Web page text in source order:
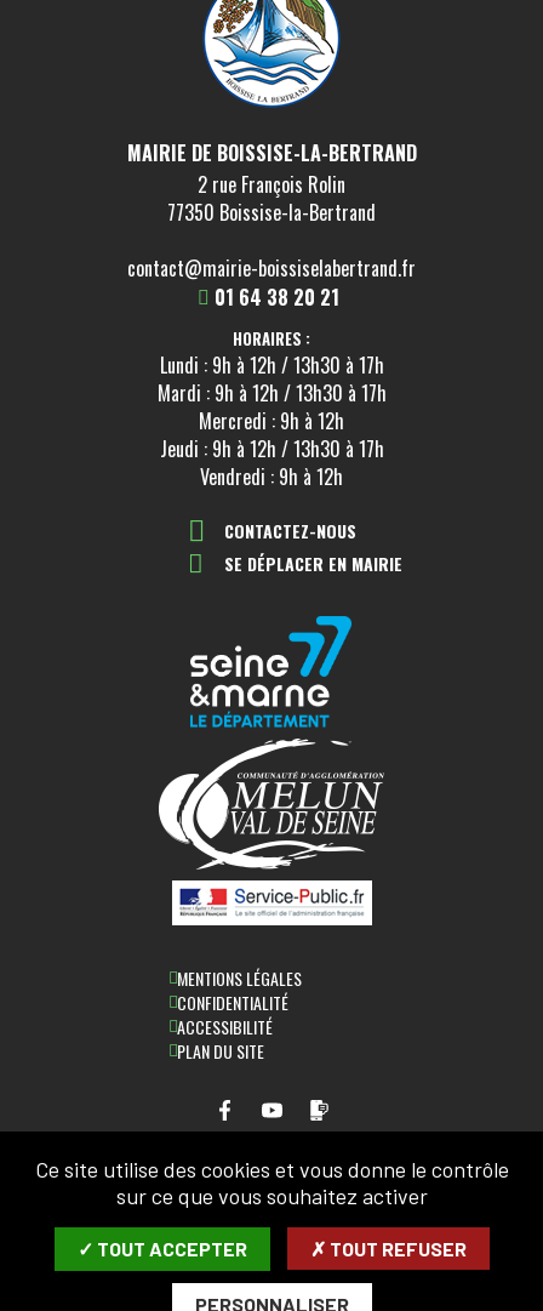
MAIRIE DE BOISSISE-LA-BERTRAND
2 rue François Rolin
77350 Boissise-la-Bertrand
contact@mairie-boissiselabertrand.fr
01 64 38 20 21
HORAIRES :
Lundi : 9h à 12h / 13h30 à 17h
Mardi : 9h à 12h / 13h30 à 17h
Mercredi : 9h à 12h
Jeudi : 9h à 12h / 13h30 à 17h
Vendredi : 9h à 12h
CONTACTEZ-NOUS
SE DÉPLACER EN MAIRIE
MENTIONS LÉGALES
CONFIDENTIALITÉ
ACCESSIBILITÉ
PLAN DU SITE
LETTRE D'INFORMATION
SAISIR VOTRE COURRIEL:
Ce site utilise des cookies et vous donne le contrôle
sur ce que vous souhaitez activer
✓ TOUT ACCEPTER ✗ TOUT REFUSER
PERSONNALISER